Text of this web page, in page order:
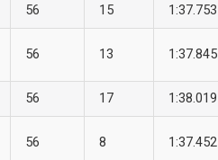
56 15 1:37.753
56 13 1:37.845
56 17 1:38.019
56 8 1:37.452